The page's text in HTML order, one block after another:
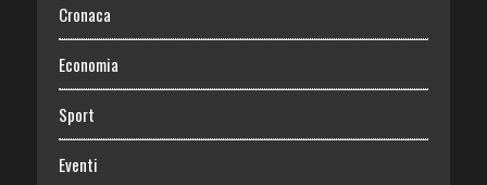
Cronaca
Economia
Sport
Eventi